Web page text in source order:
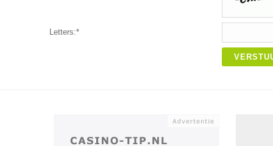
Letters:*